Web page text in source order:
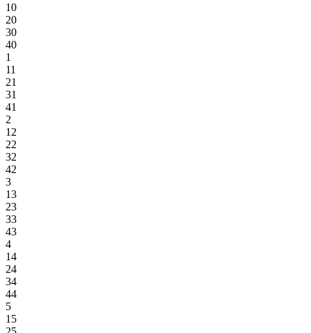
10
20
30
40
1
11
21
31
41
2
12
22
32
42
3
13
23
33
43
4
14
24
34
44
5
15